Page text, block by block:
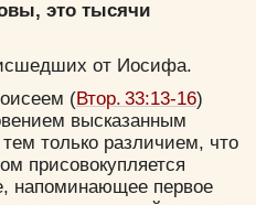
это тысячи
от Иосифа.
(Втор. 33:13-16)
высказанным
только различием, что
присовокупляется
напоминающее первое